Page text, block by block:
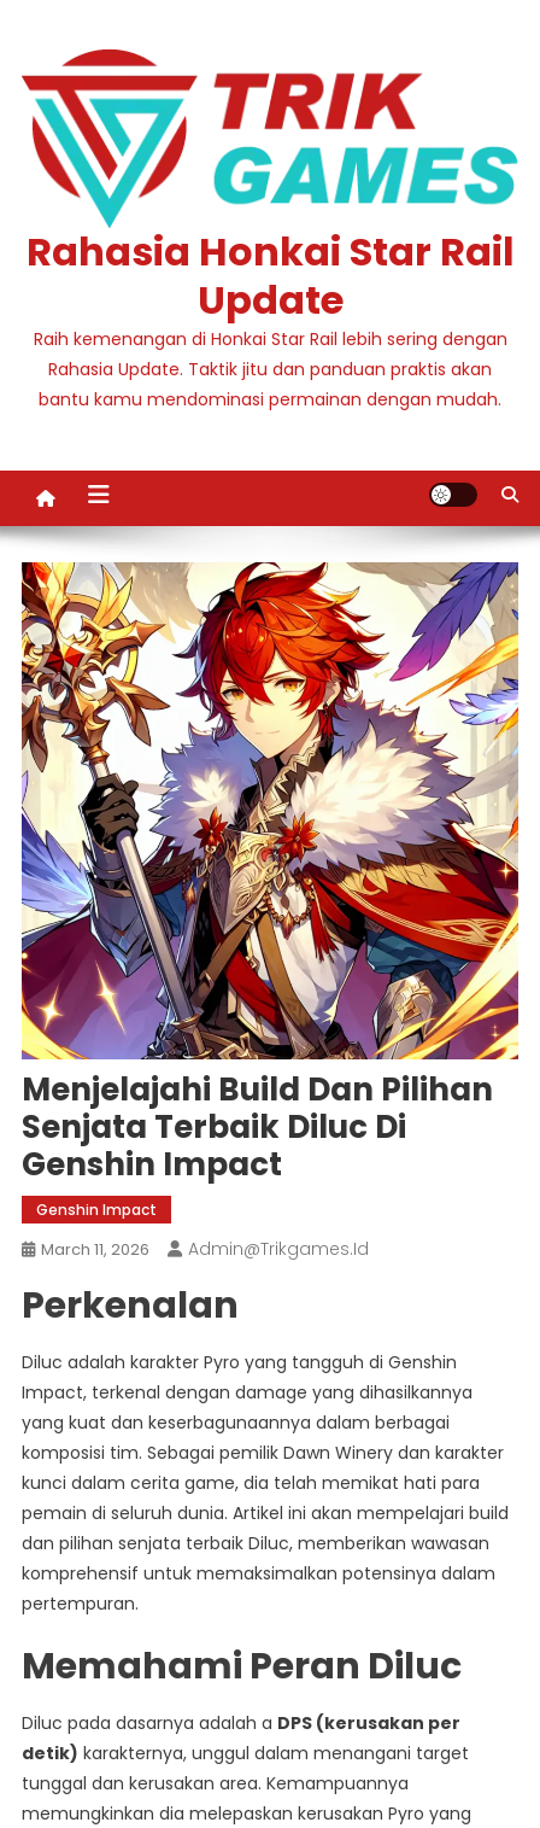
content
Rahasia Honkai Star Rail
Update
Raih kemenangan di Honkai Star Rail lebih sering dengan
Rahasia Update. Taktik jitu dan panduan praktis akan
bantu kamu mendominasi permainan dengan mudah.
Menjelajahi Build Dan Pilihan
Senjata Terbaik Diluc Di
Genshin Impact
Genshin Impact
March 11, 2026 Admin@trikgames.id
Perkenalan
Diluc adalah karakter Pyro yang tangguh di Genshin
Impact, terkenal dengan damage yang dihasilkannya
yang kuat dan keserbagunaannya dalam berbagai
komposisi tim. Sebagai pemilik Dawn Winery dan karakter
kunci dalam cerita game, dia telah memikat hati para
pemain di seluruh dunia. Artikel ini akan mempelajari build
dan pilihan senjata terbaik Diluc, memberikan wawasan
komprehensif untuk memaksimalkan potensinya dalam
pertempuran.
Memahami Peran Diluc
Diluc pada dasarnya adalah a DPS (kerusakan per
detik) karakternya, unggul dalam menangani target
tunggal dan kerusakan area. Kemampuannya
memungkinkan dia melepaskan kerusakan Pyro yang